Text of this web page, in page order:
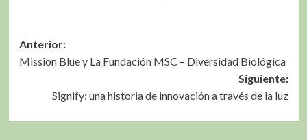
Navegación
de
entradas
Anterior:
Mission Blue y La Fundación MSC – Diversidad Biológica
Siguiente:
Signify: una historia de innovación a través de la luz